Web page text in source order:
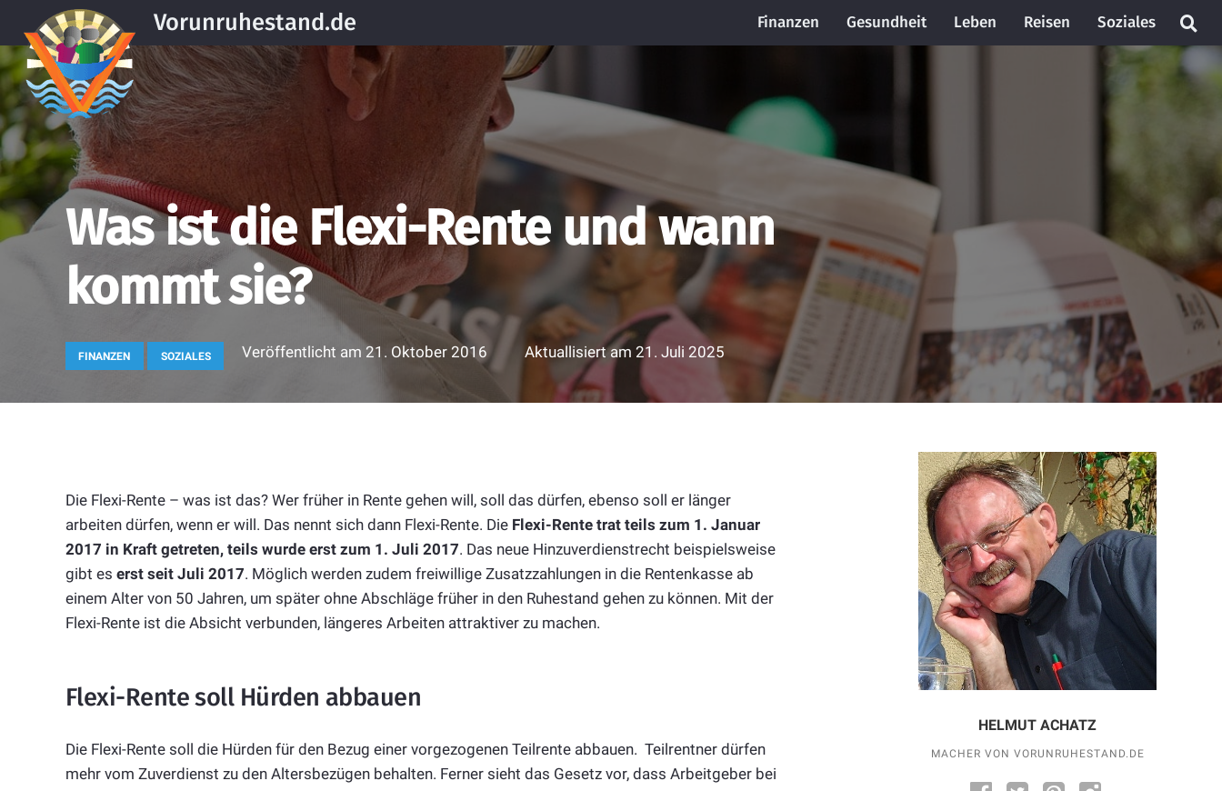
Vorunruhestand.de Finanzen Gesundheit Leben Reisen Soziales
Was ist die Flexi-Rente und wann
kommt sie?
FINANZEN SOZIALES Veröffentlicht am 21. Oktober 2016 Aktuallisiert am 21. Juli 2025
Die Flexi-Rente – was ist das? Wer früher in Rente gehen will, soll das dürfen, ebenso soll er länger
arbeiten dürfen, wenn er will. Das nennt sich dann Flexi-Rente. Die Flexi-Rente trat teils zum 1. Januar
2017 in Kraft getreten, teils wurde erst zum 1. Juli 2017. Das neue Hinzuverdienstrecht beispielsweise
gibt es erst seit Juli 2017. Möglich werden zudem freiwillige Zusatzzahlungen in die Rentenkasse ab
einem Alter von 50 Jahren, um später ohne Abschläge früher in den Ruhestand gehen zu können. Mit der
Flexi-Rente ist die Absicht verbunden, längeres Arbeiten attraktiver zu machen.
Flexi-Rente soll Hürden abbauen
Die Flexi-Rente soll die Hürden für den Bezug einer vorgezogenen Teilrente abbauen. Teilrentner dürfen
mehr vom Zuverdienst zu den Altersbezügen behalten. Ferner sieht das Gesetz vor, dass Arbeitgeber bei
HELMUT ACHATZ
MACHER VON VORUNRUHESTAND.DE